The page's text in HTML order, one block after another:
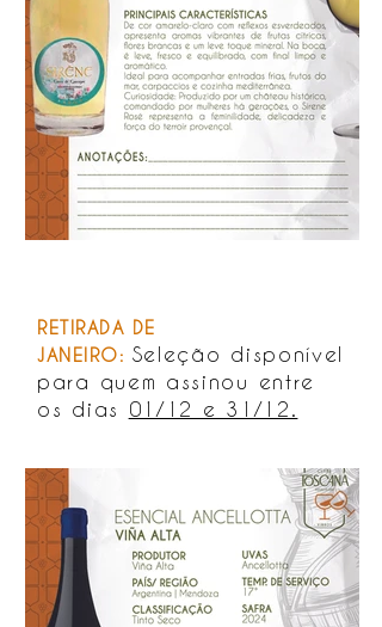
RETIRADA DE
JANEIRO: Seleção disponível
para quem assinou entre
os dias 01/12 e 31/12.